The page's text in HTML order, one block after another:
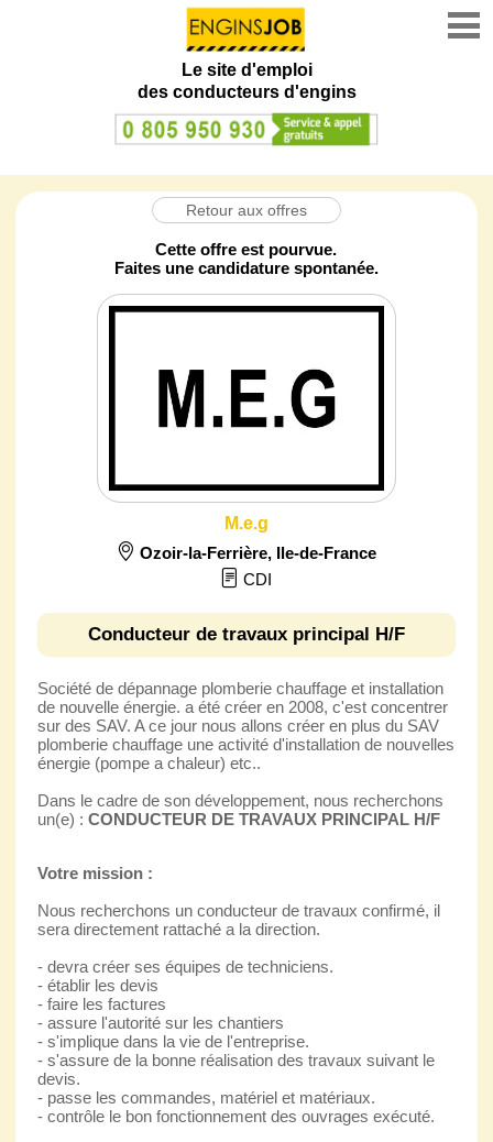
Le site d'emploi
des conducteurs d'engins
Retour aux offres
Cette offre est pourvue.
Faites une candidature spontanée.
M.e.g
Ozoir-la-Ferrière, Ile-de-France
CDI
Conducteur de travaux principal H/F
Société de dépannage plomberie chauffage et installation
de nouvelle énergie. a été créer en 2008, c'est concentrer
sur des SAV. A ce jour nous allons créer en plus du SAV
plomberie chauffage une activité d'installation de nouvelles
énergie (pompe a chaleur) etc..
Dans le cadre de son développement, nous recherchons
un(e) : CONDUCTEUR DE TRAVAUX PRINCIPAL H/F
Votre mission :
Nous recherchons un conducteur de travaux confirmé, il
sera directement rattaché a la direction.
- devra créer ses équipes de techniciens.
- établir les devis
- faire les factures
- assure l'autorité sur les chantiers
- s'implique dans la vie de l'entreprise.
- s'assure de la bonne réalisation des travaux suivant le
devis.
- passe les commandes, matériel et matériaux.
- contrôle le bon fonctionnement des ouvrages exécuté.